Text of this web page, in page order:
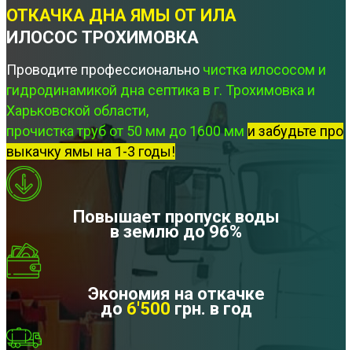
ОТКАЧКА ДНА ЯМЫ ОТ ИЛА
ИЛОСОС ТРОХИМОВКА
Проводите профессионально чистка илососом и
гидродинамикой дна септика в г. Трохимовка и
Харьковской области,
прочистка труб от 50 мм до 1600 мм и забудьте про
выкачку ямы на 1-3 годы!
Повышает пропуск воды
в землю до 96%
Экономия на откачке
до 6'500 грн. в год